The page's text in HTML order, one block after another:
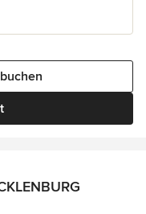
5 Sternen